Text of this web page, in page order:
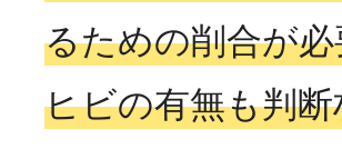
るための削合が
ヒビの有無も判